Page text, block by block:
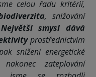
celou řadu kritérií,
, snižování
Největší smysl dává
prostřednictvím
snížení energetické
zateplování